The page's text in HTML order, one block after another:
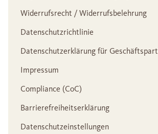
Widerrufsrecht / Widerrufsbelehrung
Datenschutzrichtlinie
Datenschutzerklärung für
Impressum
Compliance (CoC)
Barrierefreiheitserklärung
Datenschutzeinstellungen